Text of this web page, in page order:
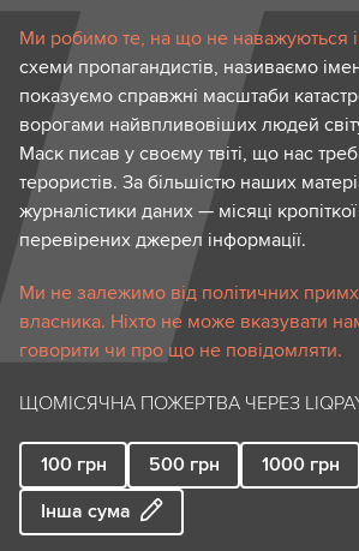
Ми робимо те, на що не наважуються
схеми пропагандистів, називаємо
показуємо справжні масштаби
ворогами найвпливовіших людей
Маск писав у своєму твіті, що нас
терористів. За більшістю наших
журналістики даних — місяці
перевірених джерел інформації.
Ми не залежимо від політичних
власника. Ніхто не може вказувати
говорити чи про що не повідомляти.
ЩОМІСЯЧНА ПОЖЕРТВА ЧЕРЕЗ
100 грн 500 грн 1000 грн
Інша сума